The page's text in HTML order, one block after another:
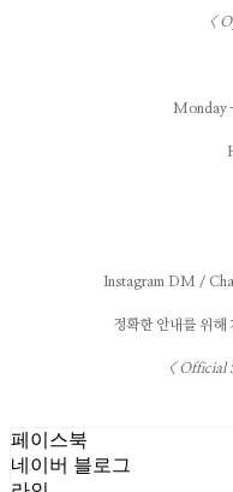
<
Instagram DM /
정확한 안내를 위해
< Official
페이스북
네이버 블로그